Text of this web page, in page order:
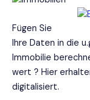
Fügen Sie
Ihre Daten in die
Immobilie
wert ? Hier
digitalisiert.